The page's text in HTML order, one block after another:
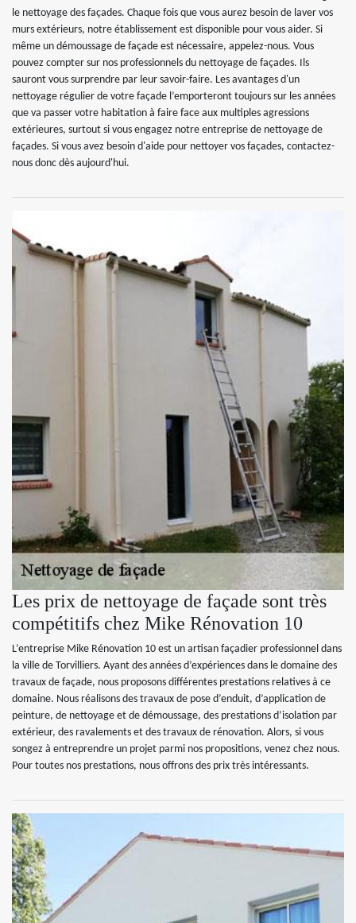
le nettoyage des façades. Chaque fois que vous aurez besoin de laver vos
murs extérieurs, notre établissement est disponible pour vous aider. Si
même un démoussage de façade est nécessaire, appelez-nous. Vous
pouvez compter sur nos professionnels du nettoyage de façades. Ils
sauront vous surprendre par leur savoir-faire. Les avantages d'un
nettoyage régulier de votre façade l’emporteront toujours sur les années
que va passer votre habitation à faire face aux multiples agressions
extérieures, surtout si vous engagez notre entreprise de nettoyage de
façades. Si vous avez besoin d'aide pour nettoyer vos façades, contactez-
nous donc dès aujourd'hui.
Les prix de nettoyage de façade sont très
compétitifs chez Mike Rénovation 10
L’entreprise Mike Rénovation 10 est un artisan façadier professionnel dans
la ville de Torvilliers. Ayant des années d’expériences dans le domaine des
travaux de façade, nous proposons différentes prestations relatives à ce
domaine. Nous réalisons des travaux de pose d’enduit, d’application de
peinture, de nettoyage et de démoussage, des prestations d’isolation par
extérieur, des ravalements et des travaux de rénovation. Alors, si vous
songez à entreprendre un projet parmi nos propositions, venez chez nous.
Pour toutes nos prestations, nous offrons des prix très intéressants.